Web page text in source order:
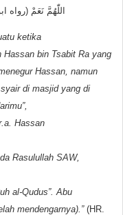
اللّٰهُمَّ نَعَمْ (رواه ابو داود , ٤٣٦٠, النسا ئ ,
ketika
Hassan bin Tsabit Ra yang
Hassan, namun
syair di masjid yang di
Hassan
Rasulullah SAW,
al-Qudus”. Abu
mendengarnya).” (HR.